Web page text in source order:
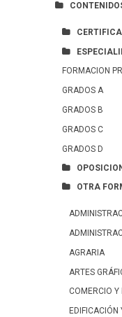
FORMACION
GRADOS A
GRADOS B
GRADOS C
GRADOS D
OTRA
AGRARIA
ARTES
COMERCIO Y